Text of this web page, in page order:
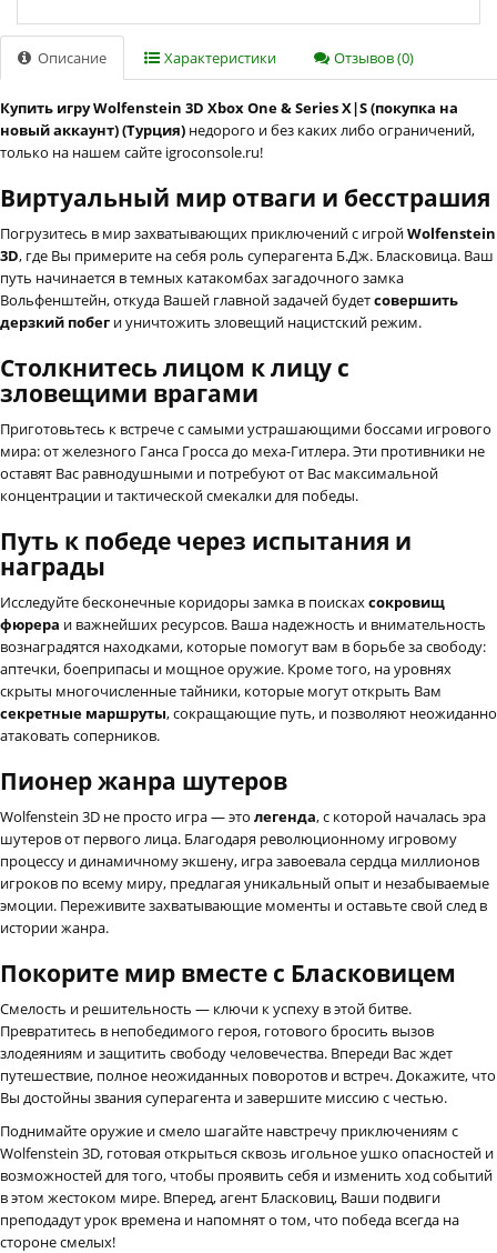
Описание Характеристики Отзывов (0)
Купить игру Wolfenstein 3D Xbox One & Series X|S (покупка на
новый аккаунт) (Турция) недорого и без каких либо ограничений,
только на нашем сайте igroconsole.ru!
Виртуальный мир отваги и бесстрашия
Погрузитесь в мир захватывающих приключений с игройWolfenstein
3D, где Вы примерите на себя роль суперагента Б.Дж. Бласковица. Ваш
путь начинается в темных катакомбах загадочного замка
Вольфенштейн, откуда Вашей главной задачей будетсовершить
дерзкий побег и уничтожить зловещий нацистский режим.
Столкнитесь лицом к лицу с
зловещими врагами
Приготовьтесь к встрече с самыми устрашающими боссами игрового
мира: от железного Ганса Гросса до меха-Гитлера. Эти противники не
оставят Вас равнодушными и потребуют от Вас максимальной
концентрации и тактической смекалки для победы.
Путь к победе через испытания и
награды
Исследуйте бесконечные коридоры замка в поискахсокровищ
фюрера и важнейших ресурсов. Ваша надежность и внимательность
вознаградятся находками, которые помогут вам в борьбе за свободу:
аптечки, боеприпасы и мощное оружие. Кроме того, на уровнях
скрыты многочисленные тайники, которые могут открыть Вам
секретные маршруты, сокращающие путь, и позволяют неожиданно
атаковать соперников.
Пионер жанра шутеров
Wolfenstein 3D не просто игра — это легенда, с которой началась эра
шутеров от первого лица. Благодаря революционному игровому
процессу и динамичному экшену, игра завоевала сердца миллионов
игроков по всему миру, предлагая уникальный опыт и незабываемые
эмоции. Переживите захватывающие моменты и оставьте свой след в
истории жанра.
Покорите мир вместе с Бласковицем
Смелость и решительность — ключи к успеху в этой битве.
Превратитесь в непобедимого героя, готового бросить вызов
злодеяниям и защитить свободу человечества. Впереди Вас ждет
путешествие, полное неожиданных поворотов и встреч. Докажите, что
Вы достойны звания суперагента и завершите миссию с честью.
Поднимайте оружие и смело шагайте навстречу приключениям с
Wolfenstein 3D, готовая открыться сквозь игольное ушко опасностей и
возможностей для того, чтобы проявить себя и изменить ход событий
в этом жестоком мире. Вперед, агент Бласковиц, Ваши подвиги
преподадут урок времена и напомнят о том, что победа всегда на
стороне смелых!